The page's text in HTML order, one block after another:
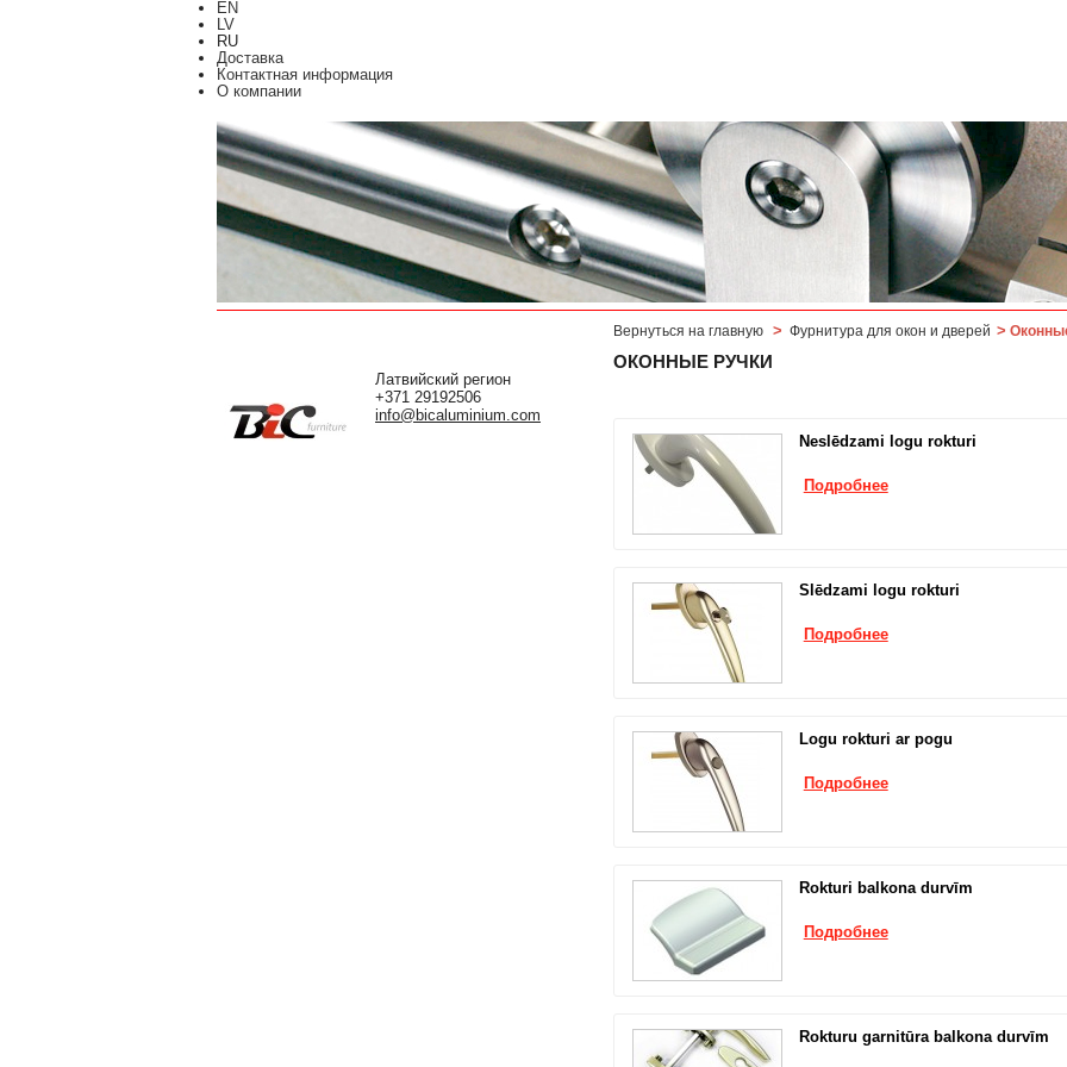
EN
LV
RU
Доставка
Контактная информация
О компании
Латвийский регион
+371 29192506
info@bicaluminium.com
Вернуться на главную > Фурнитура для окон и дверей >
ОКОННЫЕ РУЧКИ
Neslēdzami logu rokturi
Подробнее
Slēdzami logu rokturi
Подробнее
Logu rokturi ar pogu
Подробнее
Rokturi balkona durvīm
Подробнее
Rokturu garnitūra balkona durvīm